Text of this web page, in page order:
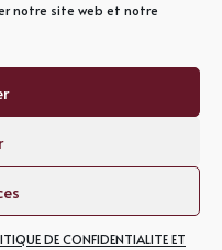
notre site web et notre
DE CONFIDENTIALITE ET
LEGALES